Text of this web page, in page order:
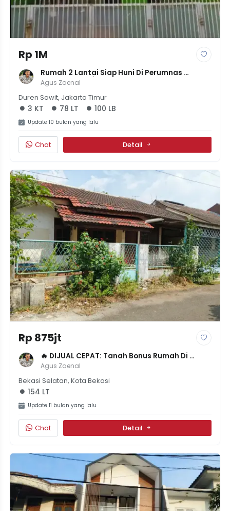
Rp 1M
Rumah 2 Lantai Siap Huni Di Perumnas
Klender, LT 78/LB 100, 3KT, Harga 1M
Agus Zaenal
Duren Sawit, Jakarta Timur
3 KT 78 LT 100 LB
Update 10 bulan yang lalu
Chat Detail
Rp 875jt
🔥 DIJUAL CEPAT: Tanah Bonus Rumah Di
Pekayon Indah - LT 154m² SHM - Harga 875JT
(Nego)
Agus Zaenal
Bekasi Selatan, Kota Bekasi
154 LT
Update 11 bulan yang lalu
Chat Detail